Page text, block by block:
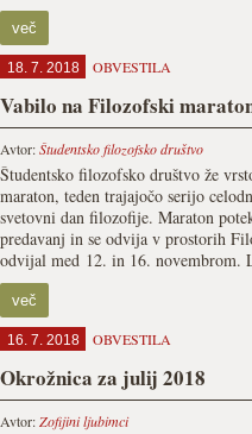
več
18. 7. 2018 OBVESTILA
Vabilo na Filozofski
Avtor:Študentsko filozofsko društvo
Študentsko filozofsko društvo že
maraton, teden trajajočo serijo
svetovni dan filozofije. Maraton
predavanj in se odvija v prostorih
odvijal med 12. in 16. novembrom.
več
16. 7. 2018 OBVESTILA
Okrožnica za julij 2018
Avtor:Zofijini ljubimci